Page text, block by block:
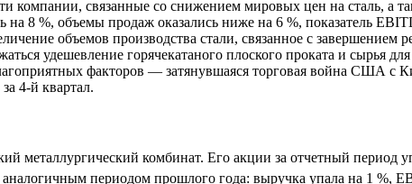
компании, связанные со снижением мировых цен на сталь,
8 %, объемы продаж оказались ниже на 6 %, показатель
объемов производства стали, связанное с
удешевление горячекатаного плоского проката и сырья
факторов — затянувшаяся торговая война США
4-й квартал.
металлургический комбинат. Его акции за отчетный
периодом прошлого года: выручка упала на 1